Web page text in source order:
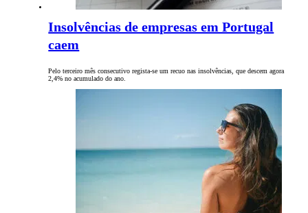
Insolvências de empresas em Portugal
caem
Pelo terceiro mês consecutivo regista-se um recuo nas insolvências, que descem agora
2,4% no acumulado do ano.